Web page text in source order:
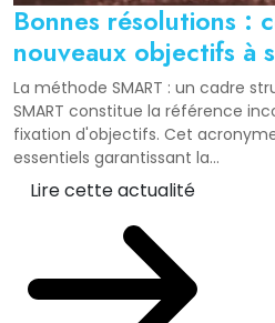
Bonnes résolutions :
nouveaux objectifs à
La méthode SMART : un cadre
SMART constitue la référence
fixation d'objectifs. Cet
essentiels garantissant la...
Lire cette actualité